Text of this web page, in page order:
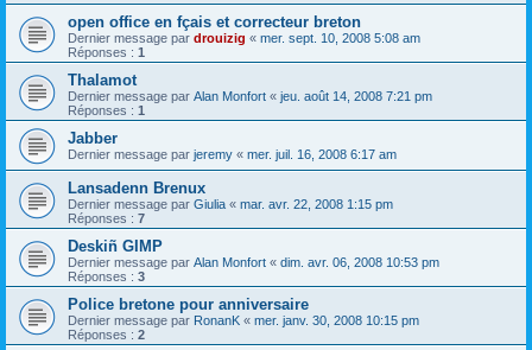
open office en fçais et correcteur breton
Dernier message par drouizig « mer. sept. 10, 2008 5:08 am
Réponses : 1
Thalamot
Dernier message par Alan Monfort « jeu. août 14, 2008 7:21 pm
Réponses : 1
Jabber
Dernier message par jeremy « mer. juil. 16, 2008 6:17 am
Lansadenn Brenux
Dernier message par Giulia « mar. avr. 22, 2008 1:15 pm
Réponses : 7
Deskiñ GIMP
Dernier message par Alan Monfort « dim. avr. 06, 2008 10:53 pm
Réponses : 3
Police bretone pour anniversaire
Dernier message par RonanK « mer. janv. 30, 2008 10:15 pm
Réponses : 2